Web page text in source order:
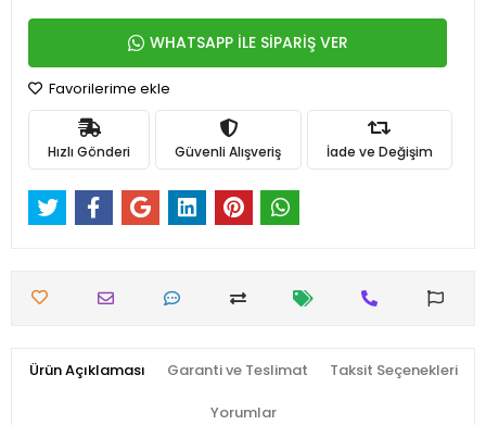
WHATSAPP İLE SİPARİŞ VER
Favorilerime ekle
Hızlı Gönderi Güvenli Alışveriş İade ve Değişim
Ürün Açıklaması Garanti ve Teslimat Taksit Seçenekleri
Yorumlar